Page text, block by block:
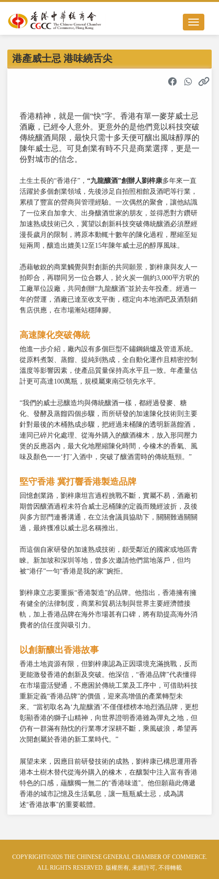
Toggle
港產威士忌 港味繞舌尖
香港精神，就是一個“快”字。香港有單一麥芽威士忌
酒廠，已經令人意外。更意外的是他們竟以科技突破
傳統釀酒局限，最快只需十多天便可釀出風味醇厚的
陳年威士忌。可見創業有時不只是商業選擇，更是一
份對城市的信念。
土生土長的“香港仔”， “九龍釀酒”創辦人劉梓康多年來一直
活躍於多個創業領域，先後涉足自拍照相館及酒吧等行業，
累積了豐富的營商與管理經驗。一次偶然的聚會，讓他結識
了一位來自加拿大、出身釀酒世家的朋友，並得悉對方鑽研
加速熟成技術已久，冀望以創新科技突破傳統釀酒必須歷經
漫長歲月的限制，將原本動輒十數年的陳化過程，壓縮至短
短兩周，釀造出媲美12至15年陳年威士忌的醇厚風味。
憑藉敏銳的商業觸覺與對創新的共同願景，劉梓康與友人一
拍即合，再聯同另一位合夥人，於火炭一個約3,000平方呎的
工廠單位設廠，共同創辦“九龍釀酒”並於去年投產。經過一
年的營運，酒廠已達至收支平衡，穩定向本地酒吧及酒類銷
售店供應，在市場漸站穩陣腳。
高速陳化突破傳統
他進一步介紹，廠內設有多個巨型不鏽鋼鍋爐及管道系統。
從原料煮製、蒸餾、提純到熟成，全自動化運作且精密控制
溫度等影響因素，使產品質量保持高水平且一致。年產量估
計更可高達100萬瓶，規模屬東南亞領先水平。
“我們的威士忌釀造均與傳統釀酒一樣，都經過發麥、糖
化、發酵及蒸餾四個步驟，而所研發的加速陳化技術則主要
針對最後的木桶熟成步驟，把經過未桶陳的透明新蒸餾酒，
連同已碎片化處理、從海外購入的釀酒橡木，放入形同壓力
煲的反應器內，最大化地壓縮陳化時間，令橡木的香氣、風
味及顏色一一‘打’入酒中，突破了釀酒需時的傳統瓶頸。”
堅守香港 冀打響香港製造品牌
回憶創業路，劉梓康坦言過程挑戰不斷，實屬不易，酒廠初
期曾因釀酒過程未符合威士忌桶陳的定義而幾經波折，及後
與多方部門連番溝通，在立法會議員協助下，關關難過關關
過，最終獲准以威士忌名稱推出。
而這個自家研發的加速熟成技術，頗受鄰近的國家或地區青
睞。新加坡和深圳等地，曾多次邀請他們當地落戶，但均
被“港仔”一句“香港是我的家”婉拒。
劉梓康立志要重振“香港製造”的品牌。他指出，香港擁有擁
有健全的法律制度，商業和貿易法制與世界主要經濟體接
軌，加上香港品牌在海外市場甚有口碑，將有助提高海外消
費者的信任度與吸引力。
以創新釀出香港故事
香港土地資源有限，但劉梓康認為正因環境充滿挑戰，反而
更能激發香港的創新及突破。他深信，“香港品牌”代表懂得
在市場靈活變通，不應困於傳統工業及工序中，可借助科技
重新定義“香港品牌”的價值，迎來高增值的產業轉型未
來。“當初取名為‘九龍釀酒’不僅僅標榜本地烈酒品牌，更想
彰顯香港的獅子山精神，向世界證明香港雖為彈丸之地，但
仍有一群滿有熱忱的行業專才深耕不斷，乘風破浪，希望再
次開創屬於香港的新工業時代。”
展望未來，因應目前研發技術的成熟，劉梓康已構思運用香
港本土樹木替代從海外購入的橡木，在釀製中注入富有香港
特色的口感，蘊釀獨一無二的“香港味道”。他但願藉此傳遞
香港的城市記憶及生活氣息，讓一瓶瓶威士忌，成為講
述“香港故事”的重要載體。
COPYRIGHT©2026 THE CHINESE GENERAL CHAMBER OF COMMERCE.
ALL RIGHTS RESERVED. 版權所有, 未經許可, 不得轉載